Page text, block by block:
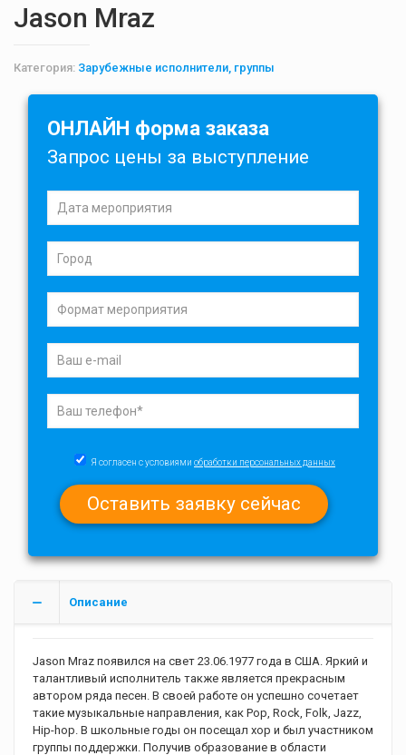
Jason Mraz
Категория: Зарубежные исполнители, группы
ОНЛАЙН форма заказа
Запрос цены за выступление
Я согласен с условиями обработки персональных данных
Описание
Jason Mraz появился на свет 23.06.1977 года в США. Яркий и
талантливый исполнитель также является прекрасным
автором ряда песен. В своей работе он успешно сочетает
такие музыкальные направления, как Pop, Rock, Folk, Jazz,
Hip-hop. В школьные годы он посещал хор и был участником
группы поддержки. Получив образование в области